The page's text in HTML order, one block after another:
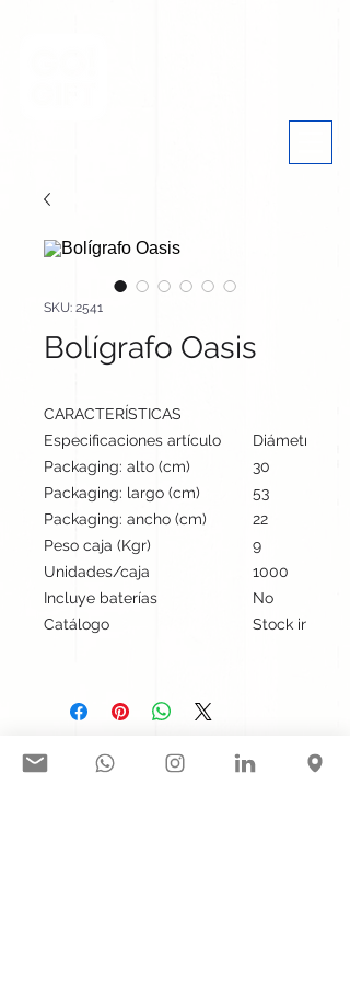
SKU: 2541
Bolígrafo Oasis
CARACTERÍSTICAS
Especificaciones artículo
Diámetro: 1
Packaging: alto (cm)
30
Packaging: largo (cm)
53
Packaging: ancho (cm)
22
Peso caja (Kgr)
9
Unidades/caja
1000
Incluye baterías
No
Catálogo
Stock
Síguenos en nuestras redes